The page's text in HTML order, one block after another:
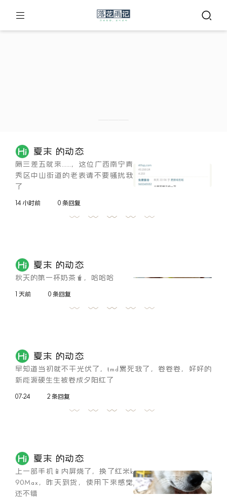
夏末 的动态
隔三差五就来......，这位广西南宁青
秀区中山街道的老表请不要骚扰我
了
14 小时前 0 条回复
夏末 的动态
秋天的第一杯奶茶🧋，哈哈哈
1 天前 0 条回复
夏末 的动态
早知道当初就不干光伏了，tmd累死我了，卷卷卷，好好的
新能源硬生生被卷成夕阳红了
07-24 2 条回复
夏末 的动态
上一部手机📱内屏烧了，换了红米k
90Max，昨天到货，使用下来感觉
还不错